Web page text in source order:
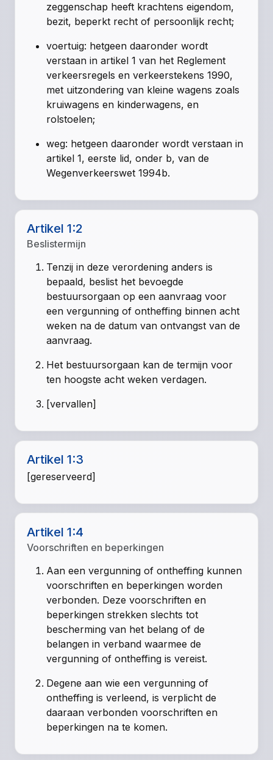
zeggenschap heeft krachtens eigendom,
bezit, beperkt recht of persoonlijk recht;
voertuig: hetgeen daaronder wordt
verstaan in artikel 1 van het Reglement
verkeersregels en verkeerstekens 1990,
met uitzondering van kleine wagens zoals
kruiwagens en kinderwagens, en
rolstoelen;
weg: hetgeen daaronder wordt verstaan in
artikel 1, eerste lid, onder b, van de
Wegenverkeerswet 1994b.
Artikel 1:2
Beslistermijn
Tenzij in deze verordening anders is
bepaald, beslist het bevoegde
bestuursorgaan op een aanvraag voor
een vergunning of ontheffing binnen acht
weken na de datum van ontvangst van de
aanvraag.
Het bestuursorgaan kan de termijn voor
ten hoogste acht weken verdagen.
[vervallen]
Artikel 1:3
[gereserveerd]
Artikel 1:4
Voorschriften en beperkingen
Aan een vergunning of ontheffing kunnen
voorschriften en beperkingen worden
verbonden. Deze voorschriften en
beperkingen strekken slechts tot
bescherming van het belang of de
belangen in verband waarmee de
vergunning of ontheffing is vereist.
Degene aan wie een vergunning of
ontheffing is verleend, is verplicht de
daaraan verbonden voorschriften en
beperkingen na te komen.